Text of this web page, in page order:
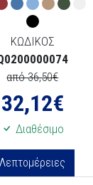
ΚΩΔΙΚΟΣ
από 36,50€
32,12€
Διαθέσιμο
Λεπτομέρειες